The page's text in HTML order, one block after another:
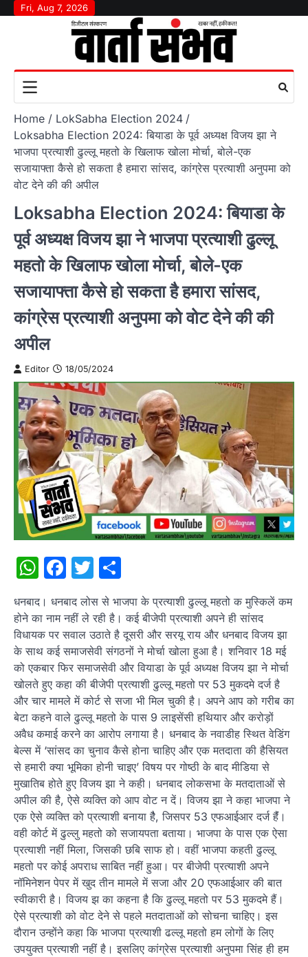
SkipFri, Aug 7, 2026
Home
LokSabha Election 2024
Loksabha Election 2024: बियाडा के पूर्व अध्यक्ष विजय झा ने
भाजपा प्रत्याशी ढुल्लू महतो के खिलाफ खोला मोर्चा, बोले-एक
सजायाफ्ता कैसे हो सकता है हमारा सांसद, कांग्रेस प्रत्याशी अनुपमा को
वोट देने की की अपील
Loksabha Election 2024: बियाडा के
पूर्व अध्यक्ष विजय झा ने भाजपा प्रत्याशी ढुल्लू
महतो के खिलाफ खोला मोर्चा, बोले-एक
सजायाफ्ता कैसे हो सकता है हमारा सांसद,
कांग्रेस प्रत्याशी अनुपमा को वोट देने की की
अपील
Editor 18/05/2024
WhatsApp
Facebook
Twitter
धनबाद। धनबाद लोस से भाजपा के प्रत्याशी ढुल्लू महतो क मुस्किलें कम
होने का नाम नहीं ले रही है। कई बीजेपी प्रत्याशी अपने ही सांसद
विधायक पर सवाल उठाते है दूसरी और सरयू राय और धनबाद विजय झा
के साथ कई समाजसेवी संगठनों ने मोर्चा खोला हुआ है। शनिवार 18 मई
को एकबार फिर समाजसेवी और वियाडा के पूर्व अध्यक्ष विजय झा ने मोर्चा
खोलते हुए कहा की बीजेपी प्रत्याशी ढुल्लू महतो पर 53 मुकदमे दर्ज है
और चार मामले में कोर्ट से सजा भी मिल चुकी है। अपने आप को गरीब का
बेटा कहने वाले ढुल्लू महतो के पास 9 लाइसेंसी हथियार और करोड़ों
अवैध कमाई करने का आरोप लगाया है। धनबाद के नवाडीह स्थित वेडिंग
बेल्स में ‘सांसद का चुनाव कैसे होना चाहिए और एक मतदाता की हैसियत
से हमारी क्या भूमिका होनी चाइए’ विषय पर गोष्ठी के बाद मीडिया से
मुखातिब होते हुए विजय झा ने कही। धनबाद लोकसभा के मतदाताओं से
अपील की है, ऐसे व्यक्ति को आप वोट न दें। विजय झा ने कहा भाजपा ने
एक ऐसे व्यक्त‍ि को प्रत्याशी बनाया हैै, जिसपर 53 एफआईआर दर्ज हैंं।
वही कोर्ट में ढुल्लु महतो को सजायपता बताया। भाजपा के पास एक ऐसा
प्रत्याशी नहीं मिला, जिसकी छबि साफ हो। वहीं भाजपा कहती ढुल्लू
महतो पर कोई अपराध साबित नहीं हुआ। पर बीजेपी प्रत्याशी अपने
नॉमिनेशन पेपर में खुद तीन मामले में सजा और 20 एफआईआर की बात
स्वीकारी है। विजय झ का कहना है कि ढुल्लू महतो पर 53 मुकदमे हैं।
ऐसे प्रत्याशी को वोट देने से पहले मतदाताओं को सोचना चाहिए। इस
दौरान उन्होंने कहा कि भाजपा प्रत्याशी ढल्लू महतो हम लोगों के लिए
उपयुक्त प्रत्याशी नहीं है। इसलिए कांग्रेस प्रत्याशी अनुपमा सिंह ही हम